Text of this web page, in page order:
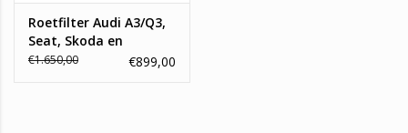
Roetfilter Audi A3/Q3,
Seat, Skoda en
Volkswagen Silicium
€1.650,00 €899,00